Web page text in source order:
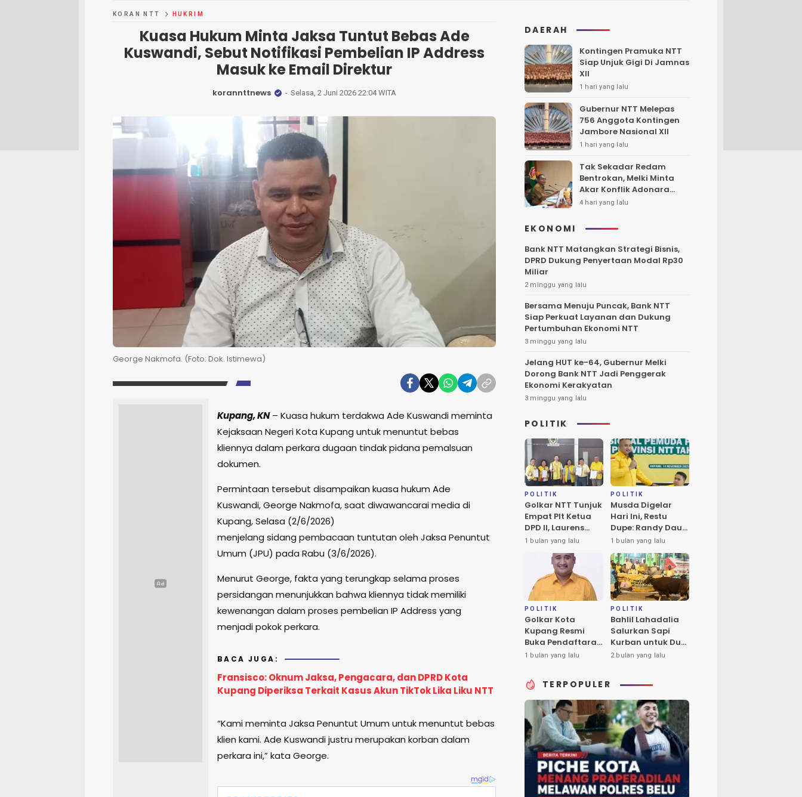
KORAN NTT HUKRIM
Kuasa Hukum Minta Jaksa Tuntut Bebas Ade
Kuswandi, Sebut Notifikasi Pembelian IP Address
Masuk ke Email Direktur
korannttnews Selasa, 2 Juni 2026 22:04 WITA
George Nakmofa. (Foto: Dok. Istimewa)
Kupang, KN– Kuasa hukum terdakwa Ade Kuswandi meminta
Kejaksaan Negeri Kota Kupang untuk menuntut bebas
kliennya dalam perkara dugaan tindak pidana pemalsuan
dokumen.
Permintaan tersebut disampaikan kuasa hukum Ade
Kuswandi, George Nakmofa, saat diwawancarai media di
Kupang, Selasa (2/6/2026)
menjelang sidang pembacaan tuntutan oleh Jaksa Penuntut
Umum (JPU) pada Rabu (3/6/2026).
Menurut George, fakta yang terungkap selama proses
persidangan menunjukkan bahwa kliennya tidak memiliki
kewenangan dalam proses pembelian IP Address yang
menjadi pokok perkara.
BACA JUGA:
Fransisco: Oknum Jaksa, Pengacara, dan DPRD Kota
Kupang Diperiksa Terkait Kasus Akun TikTok Lika Liku NTT
“Kami meminta Jaksa Penuntut Umum untuk menuntut bebas
klien kami. Ade Kuswandi justru merupakan korban dalam
perkara ini,” kata George.
DAERAH
Kontingen Pramuka NTT
Siap Unjuk Gigi Di Jamnas
XII
1 hari yang lalu
Gubernur NTT Melepas
756 Anggota Kontingen
Jambore Nasional XII
1 hari yang lalu
Tak Sekadar Redam
Bentrokan, Melki Minta
Akar Konflik Adonara
Harus Diungkap dan
4 hari yang lalu
EKONOMI
Bank NTT Matangkan Strategi Bisnis,
DPRD Dukung Penyertaan Modal Rp30
Miliar
2 minggu yang lalu
Bersama Menuju Puncak, Bank NTT
Siap Perkuat Layanan dan Dukung
Pertumbuhan Ekonomi NTT
3 minggu yang lalu
Jelang HUT ke-64, Gubernur Melki
Dorong Bank NTT Jadi Penggerak
Ekonomi Kerakyatan
3 minggu yang lalu
POLITIK
POLITIK
Golkar NTT Tunjuk
Empat Plt Ketua
DPD II, Laurens
Leba Tukan Pimpin
Flores Timur
1 bulan yang lalu
POLITIK
Musda Digelar
Hari Ini, Restu
Dupe: Randy Daud
Calon Tunggal
Ketua DPD II
Golkar Kota
Kupang
1 bulan yang lalu
POLITIK
Golkar Kota
Kupang Resmi
Buka Pendaftaran
Calon Ketua DPD
1 bulan yang lalu
POLITIK
Bahlil Lahadalia
Salurkan Sapi
Kurban untuk Dua
Masjid di Kota
2 bulan yang lalu
TERPOPULER